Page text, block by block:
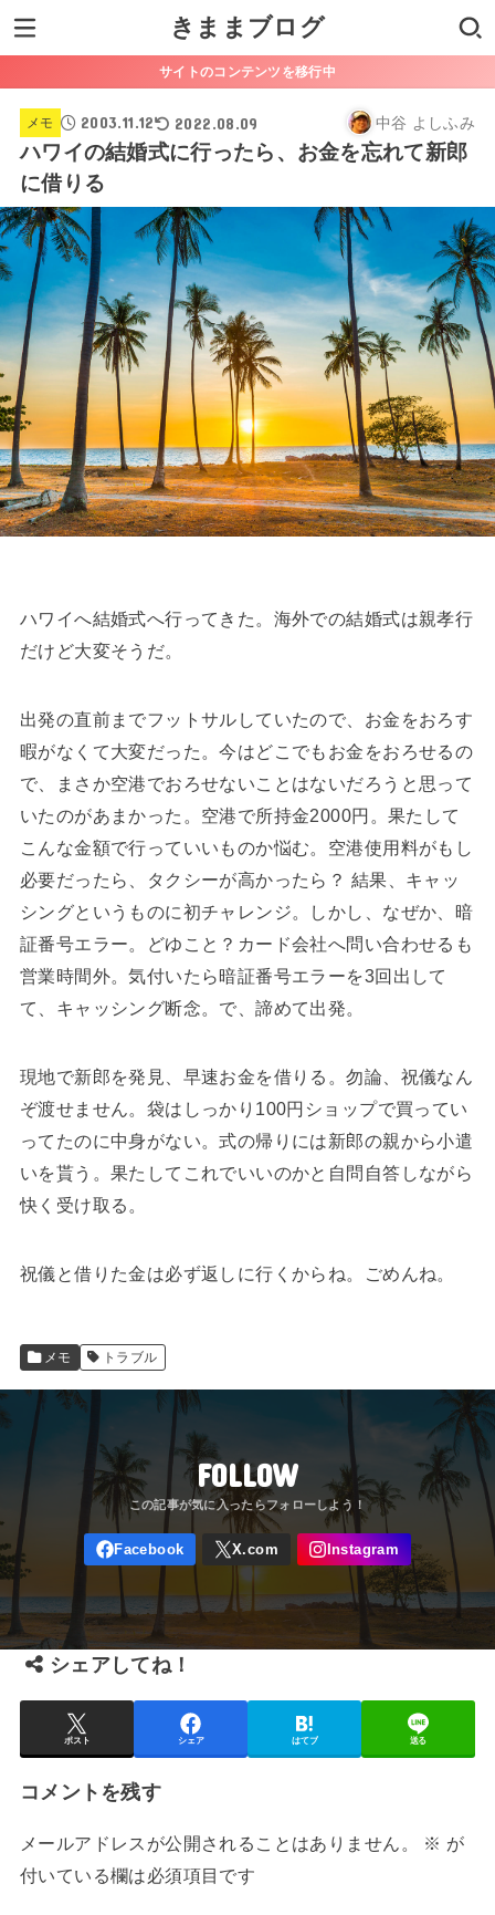
きままブログ
サイトのコンテンツを移行中
メモ 2003.11.12 2022.08.09 中谷 よしふみ
ハワイの結婚式に行ったら、お金を忘れて新郎
に借りる
ハワイへ結婚式へ行ってきた。海外での結婚式は親孝行
だけど大変そうだ。
出発の直前までフットサルしていたので、お金をおろす
暇がなくて大変だった。今はどこでもお金をおろせるの
で、まさか空港でおろせないことはないだろうと思って
いたのがあまかった。空港で所持金2000円。果たして
こんな金額で行っていいものか悩む。空港使用料がもし
必要だったら、タクシーが高かったら？ 結果、キャッ
シングというものに初チャレンジ。しかし、なぜか、暗
証番号エラー。どゆこと？カード会社へ問い合わせるも
営業時間外。気付いたら暗証番号エラーを3回出して
て、キャッシング断念。で、諦めて出発。
現地で新郎を発見、早速お金を借りる。勿論、祝儀なん
ぞ渡せません。袋はしっかり100円ショップで買ってい
ってたのに中身がない。式の帰りには新郎の親から小遣
いを貰う。果たしてこれでいいのかと自問自答しながら
快く受け取る。
祝儀と借りた金は必ず返しに行くからね。ごめんね。
メモ トラブル
FOLLOW
シェアしてね！
ポスト シェア はてブ 送る
コメントを残す
メールアドレスが公開されることはありません。 ※ が
付いている欄は必須項目です